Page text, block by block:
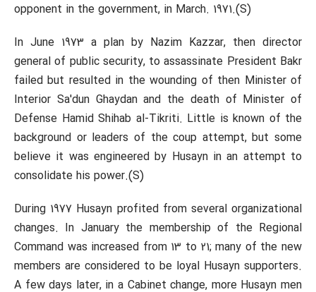
opponent in the government, in March. 1971.(S)
In June 1973 a plan by Nazim Kazzar, then director
general of public security, to assassinate President Bakr
failed but resulted in the wounding of then Minister of
Interior Sa'dun Ghaydan and the death of Minister of
Defense Hamid Shihab al-Tikriti. Little is known of the
background or leaders of the coup attempt, but some
believe it was engineered by Husayn in an attempt to
consolidate his power.(S)
During 1977 Husayn profited from several organizational
changes. In January the membership of the Regional
Command was increased from 13 to 21; many of the new
members are considered to be loyal Husayn supporters.
A few days later, in a Cabinet change, more Husayn men